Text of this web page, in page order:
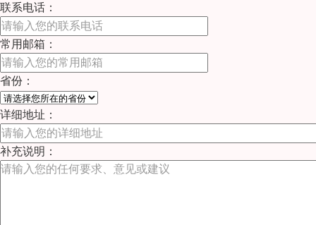
联系电话：
常用邮箱：
省份：
详细地址：
补充说明：